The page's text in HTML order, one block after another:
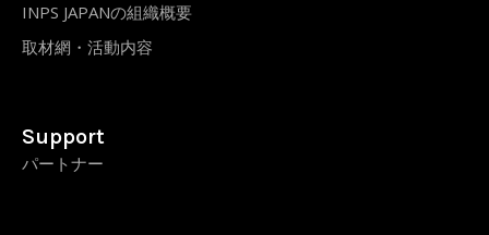
INPS JAPANの組織概要
取材網・活動内容
Support
パートナー